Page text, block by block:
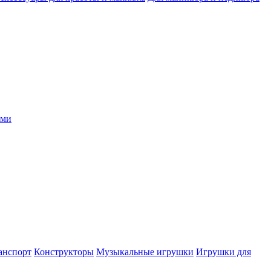
Конструкторы Музыкальные игрушки Игрушки для